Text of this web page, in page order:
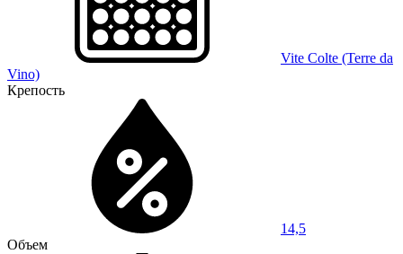
Vite Colte (Terre da
Vino)
Крепость
14,5
Объем